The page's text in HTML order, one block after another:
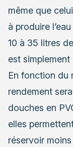
même que
à produire
10 à 35 litres
est
En fonction du
rendement
douches en
elles
réservoir